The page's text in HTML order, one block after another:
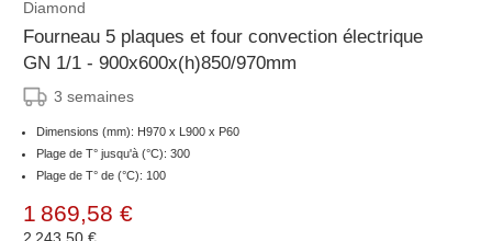
Diamond
Fourneau 5 plaques et four convection électrique
GN 1/1 - 900x600x(h)850/970mm
3 semaines
Dimensions (mm): H970 x L900 x P60
Plage de T° jusqu'à (°C): 300
Plage de T° de (°C): 100
1 869,58 €
2 243,50 €